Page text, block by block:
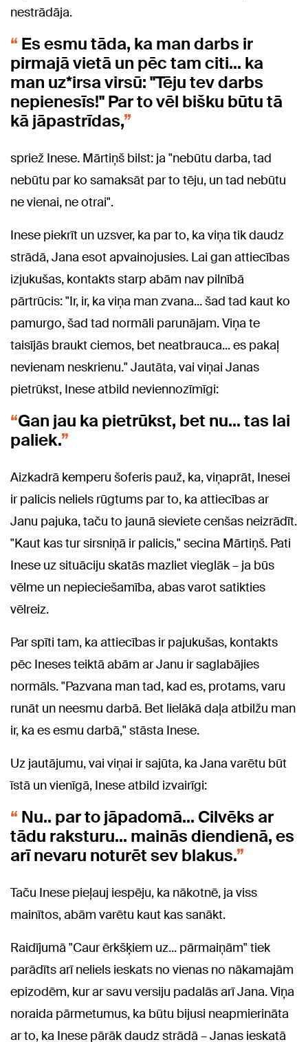
nestrādāja.
Es esmu tāda, ka man darbs ir
pirmajā vietā un pēc tam citi... ka
man uz*irsa virsū: "Tēju tev darbs
nepienesīs!" Par to vēl bišku būtu tā
kā jāpastrīdas,
spriež Inese. Mārtiņš bilst: ja "nebūtu darba, tad
nebūtu par ko samaksāt par to tēju, un tad nebūtu
ne vienai, ne otrai".
Inese piekrīt un uzsver, ka par to, ka viņa tik daudz
strādā, Jana esot apvainojusies. Lai gan attiecības
izjukušas, kontakts starp abām nav pilnībā
pārtrūcis: "Ir, ir, ka viņa man zvana... šad tad kaut ko
pamurgo, šad tad normāli parunājam. Viņa te
taisījās braukt ciemos, bet neatbrauca... es pakaļ
nevienam neskrienu." Jautāta, vai viņai Janas
pietrūkst, Inese atbild neviennozīmīgi:
Gan jau ka pietrūkst, bet nu… tas lai
paliek.
Aizkadrā kemperu šoferis pauž, ka, viņaprāt, Inesei
ir palicis neliels rūgtums par to, ka attiecības ar
Janu pajuka, taču to jaunā sieviete cenšas neizrādīt.
"Kaut kas tur sirsniņā ir palicis," secina Mārtiņš. Pati
Inese uz situāciju skatās mazliet vieglāk – ja būs
vēlme un nepieciešamība, abas varot satikties
vēlreiz.
Par spīti tam, ka attiecības ir pajukušas, kontakts
pēc Ineses teiktā abām ar Janu ir saglabājies
normāls. "Pazvana man tad, kad es, protams, varu
runāt un neesmu darbā. Bet lielākā daļa atbilžu man
ir, ka es esmu darbā," stāsta Inese.
Uz jautājumu, vai viņai ir sajūta, ka Jana varētu būt
īstā un vienīgā, Inese atbild izvairīgi:
Nu.. par to jāpadomā... Cilvēks ar
tādu raksturu… mainās diendienā, es
arī nevaru noturēt sev blakus.
Taču Inese pieļauj iespēju, ka nākotnē, ja viss
mainītos, abām varētu kaut kas sanākt.
Raidījumā "Caur ērkšķiem uz... pārmaiņām" tiek
parādīts arī neliels ieskats no vienas no nākamajām
epizodēm, kur ar savu versiju padalās arī Jana. Viņa
noraida pārmetumus, ka būtu bijusi neapmierināta
ar to, ka Inese pārāk daudz strādā – Janas ieskatā